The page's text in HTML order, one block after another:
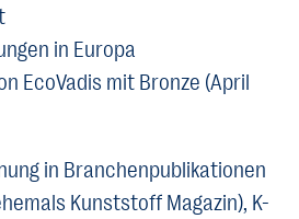
in Europa
EcoVadis mit Bronze (April
in Branchenpublikationen
Kunststoff Magazin), K-